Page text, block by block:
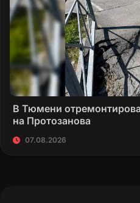
В Тюмени
на Протозанова
07.08.2026